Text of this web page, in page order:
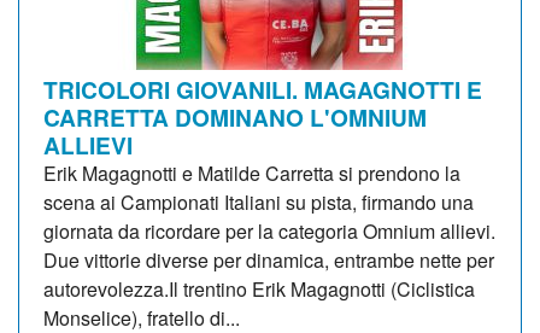
TRICOLORI GIOVANILI. MAGAGNOTTI E
CARRETTA DOMINANO L'OMNIUM
ALLIEVI
Erik Magagnotti e Matilde Carretta si prendono la
scena ai Campionati Italiani su pista, firmando una
giornata da ricordare per la categoria Omnium allievi.
Due vittorie diverse per dinamica, entrambe nette per
autorevolezza.Il trentino Erik Magagnotti (Ciclistica
Monselice), fratello di...